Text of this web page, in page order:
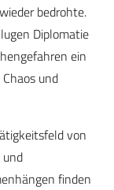
bedrohte.
Diplomatie
ein
und
von
finden